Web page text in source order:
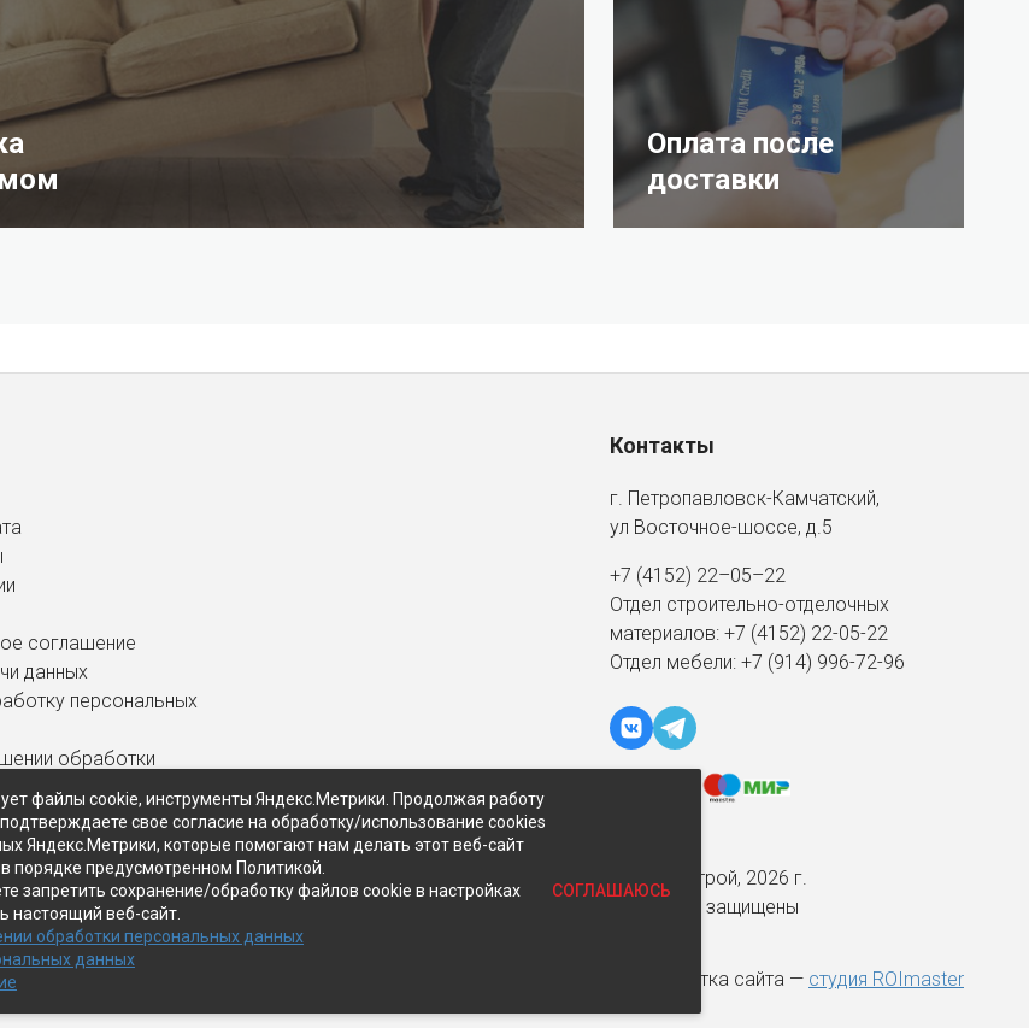
Оплата после
доставки
соглашение
данных
персональных
обработки
Контакты
г. Петропавловск-Камчатский,
ул Восточное-шоссе, д.5
+7 (4152) 22–05–22
Отдел строительно-отделочных
материалов: +7 (4152) 22-05-22
Отдел мебели: +7 (914) 996-72-96
© Экспострой, 2026 г.
Все права защищены
Разработка сайта — студия ROImaster
файлы cookie, инструменты Яндекс.Метрики. Продолжая работу
свое согласие на обработку/использование cookies
Яндекс.Метрики, которые помогают нам делать этот веб-сайт
порядке предусмотренном Политикой.
запретить сохранение/обработку файлов cookie в настройках
настоящий веб-сайт.
обработки персональных данных
данных
СОГЛАШАЮСЬ